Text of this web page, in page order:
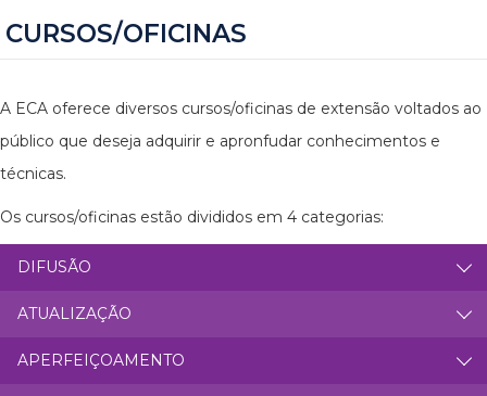
CURSOS/OFICINAS
A ECA oferece diversos cursos/oficinas de extensão voltados ao
público que deseja adquirir e apronfudar conhecimentos e
técnicas.
Os cursos/oficinas estão divididos em 4 categorias:
DIFUSÃO
ATUALIZAÇÃO
APERFEIÇOAMENTO